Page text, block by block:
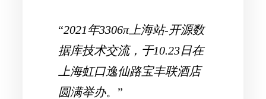
“2021年3306π上海站-开源数
据库技术交流，于10.23日在
上海虹口逸仙路宝丰联酒店
圆满举办。”